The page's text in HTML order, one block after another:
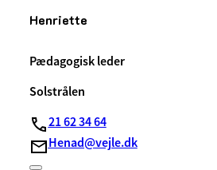
Henriette
Pædagogisk leder
Solstrålen
21 62 34 64
Henad@vejle.dk